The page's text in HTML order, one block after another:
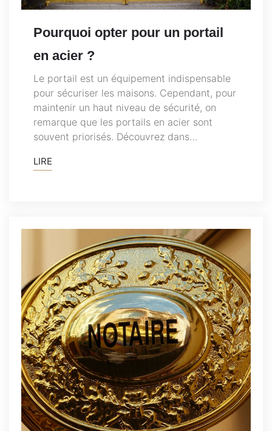
Pourquoi opter pour un portail
en acier ?
Le portail est un équipement indispensable
pour sécuriser les maisons. Cependant, pour
maintenir un haut niveau de sécurité, on
remarque que les portails en acier sont
souvent priorisés. Découvrez dans…
LIRE